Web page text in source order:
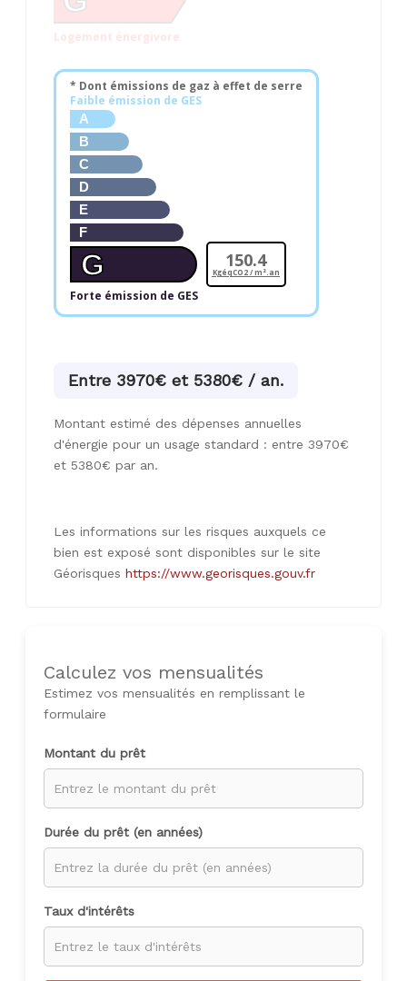
Logement énergivore
* Dont émissions de gaz à effet de serre
Faible émission de GES
A
B
C
D
E
F
G
Forte émission de GES
150.4
KgéqCO2 / m².an
Entre 3970€ et 5380€ / an.
Montant estimé des dépenses annuelles
d'énergie pour un usage standard : entre 3970€
et 5380€ par an.
Les informations sur les risques auxquels ce
bien est exposé sont disponibles sur le site
Géorisques https://www.georisques.gouv.fr
Calculez vos mensualités
Estimez vos mensualités en remplissant le
formulaire
Montant du prêt
Durée du prêt (en années)
Taux d'intérêts